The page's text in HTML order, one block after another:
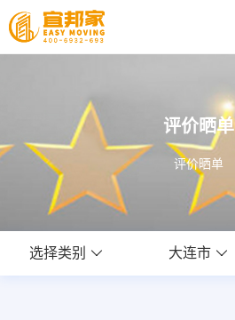
评价晒单
评价晒单
选择类别 大连市